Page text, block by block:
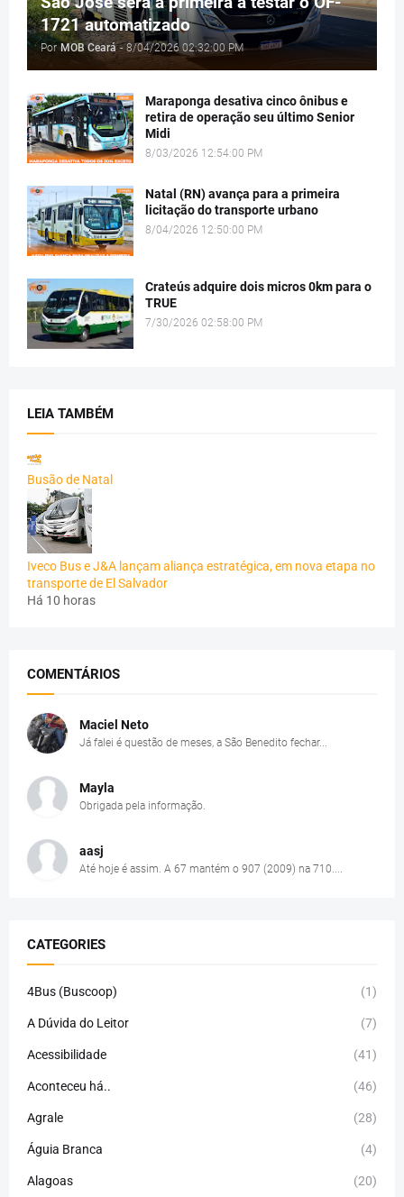
1721 automatizado
Por MOB Ceará - 8/04/2026 02:32:00 PM
Maraponga desativa cinco ônibus e
retira de operação seu último Senior
Midi
8/03/2026 12:54:00 PM
Natal (RN) avança para a primeira
licitação do transporte urbano
8/04/2026 12:50:00 PM
Crateús adquire dois micros 0km para o
TRUE
7/30/2026 02:58:00 PM
LEIA TAMBÉM
Busão de Natal
Iveco Bus e J&A lançam aliança estratégica, em nova etapa no
transporte de El Salvador
Há 10 horas
COMENTÁRIOS
Maciel Neto
Já falei é questão de meses, a São Benedito fechar...
Mayla
Obrigada pela informação.
aasj
Até hoje é assim. A 67 mantém o 907 (2009) na 710....
CATEGORIES
4Bus (Buscoop) (1)
A Dúvida do Leitor (7)
Acessibilidade (41)
Aconteceu há.. (46)
Agrale (28)
Águia Branca (4)
Alagoas (20)